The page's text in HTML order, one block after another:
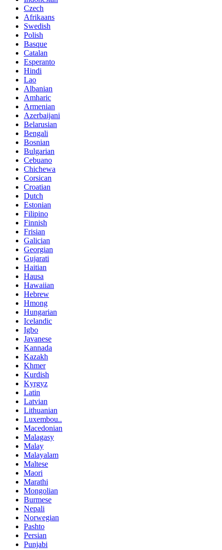
Czech
Afrikaans
Swedish
Polish
Basque
Catalan
Esperanto
Hindi
Lao
Albanian
Amharic
Armenian
Azerbaijani
Belarusian
Bengali
Bosnian
Bulgarian
Cebuano
Chichewa
Corsican
Croatian
Dutch
Estonian
Filipino
Finnish
Frisian
Galician
Georgian
Gujarati
Haitian
Hausa
Hawaiian
Hebrew
Hmong
Hungarian
Icelandic
Igbo
Javanese
Kannada
Kazakh
Khmer
Kurdish
Kyrgyz
Latin
Latvian
Lithuanian
Luxembou..
Macedonian
Malagasy
Malay
Malayalam
Maltese
Maori
Marathi
Mongolian
Burmese
Nepali
Norwegian
Pashto
Persian
Punjabi